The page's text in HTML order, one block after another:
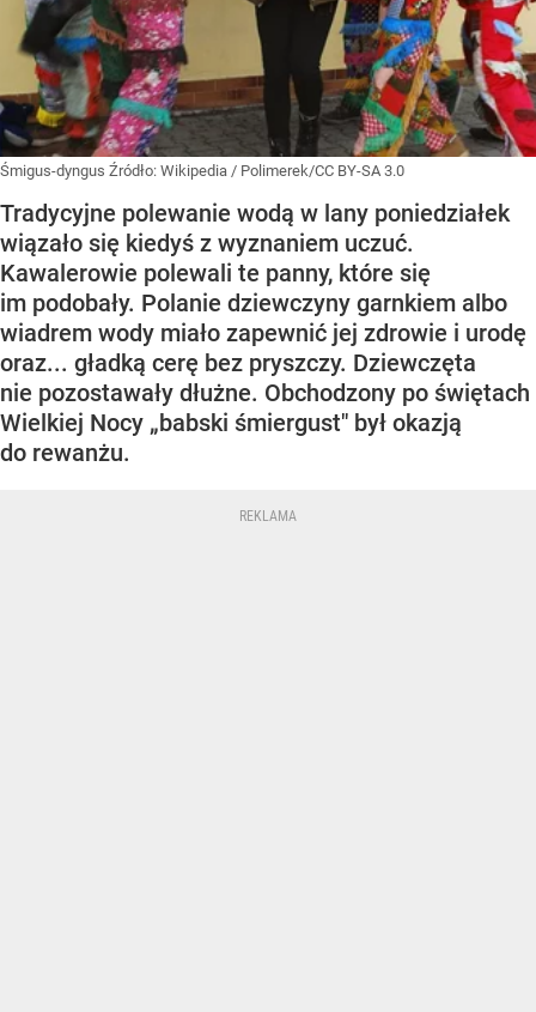
Śmigus-dyngus Źródło: Wikipedia / Polimerek/CC BY-SA 3.0
Tradycyjne polewanie wodą w lany poniedziałek
wiązało się kiedyś z wyznaniem uczuć.
Kawalerowie polewali te panny, które się
im podobały. Polanie dziewczyny garnkiem albo
wiadrem wody miało zapewnić jej zdrowie i urodę
oraz... gładką cerę bez pryszczy. Dziewczęta
nie pozostawały dłużne. Obchodzony po świętach
Wielkiej Nocy „babski śmiergust" był okazją
do rewanżu.